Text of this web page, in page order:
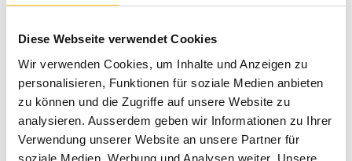
Diese Webseite verwendet Cookies
Wir verwenden Cookies, um Inhalte und Anzeigen zu
personalisieren, Funktionen für soziale Medien anbieten
zu können und die Zugriffe auf unsere Website zu
analysieren. Ausserdem geben wir Informationen zu Ihrer
Verwendung unserer Website an unsere Partner für
soziale Medien, Werbung und Analysen weiter. Unsere
a questa spettacolare demolizione, realizzata proprio nel
Il Cat 340 della ditta Eduard Meier AG èuna prima
mondiale in questo modello .
Vai all'articolo (PDF, tedesco)
Desiderate saperne di più sulle soluzioni Avesco nel